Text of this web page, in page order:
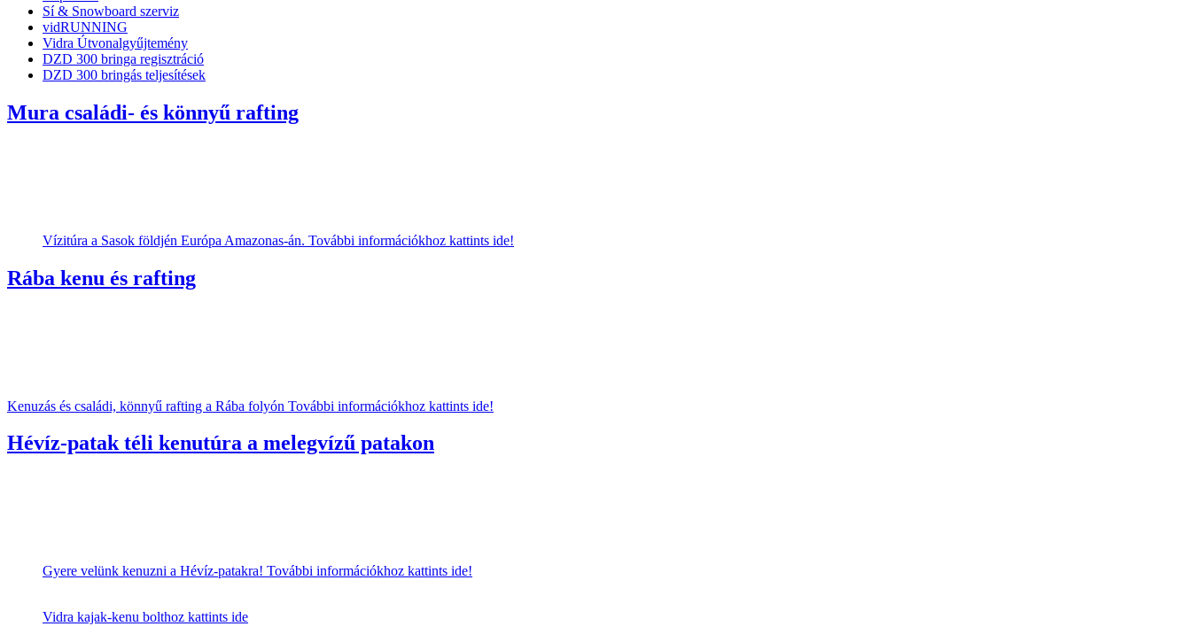
Sí & Snowboard szerviz
vidRUNNING
Vidra Útvonalgyűjtemény
DZD 300 bringa regisztráció
DZD 300 bringás teljesítések
Mura családi- és könnyű rafting
Vízitúra a Sasok földjén Európa Amazonas-án. További információkhoz kattints ide!
Rába kenu és rafting
Kenuzás és családi, könnyű rafting a Rába folyón További információkhoz kattints ide!
Hévíz-patak téli kenutúra a melegvízű patakon
Gyere velünk kenuzni a Hévíz-patakra! További információkhoz kattints ide!
Vidra kajak-kenu bolthoz kattints ide